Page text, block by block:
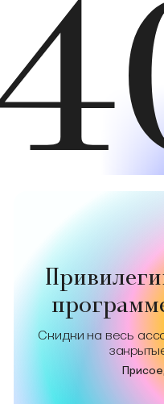
Скидки на весь